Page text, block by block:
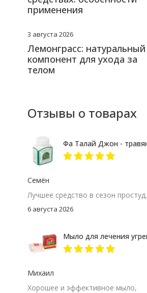
применения
3 августа 2026
Лемонграсс: натуральный
компонент для ухода за
телом
Отзывы о товарах
Семён
Лучшее средство в сезон простуд.
6 августа 2026
Михаил
Хорошее и эффективное мыло,